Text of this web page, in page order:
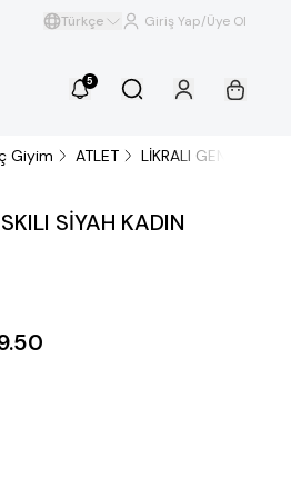
Türkçe Giriş Yap/Üye Ol
5
Giyim ATLET
LİKRALI GENİŞ
SİYAH KADIN